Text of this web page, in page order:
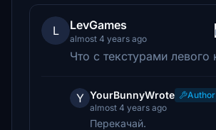
L LevGames
almost 4 years ago
Что с текстурами левого
Y YourBunnyWrote
Author
almost 4 years ago
Перекачай.